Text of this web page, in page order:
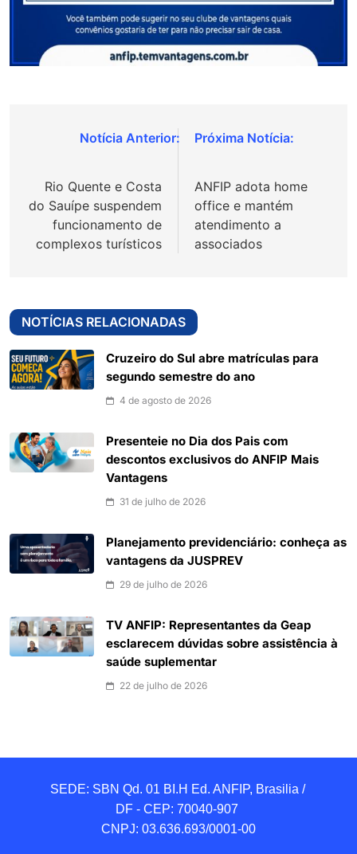
Navegação
Post
Rio Quente e Costa
do Sauípe suspendem
funcionamento de
complexos turísticos
ANFIP adota home
office e mantém
atendimento a
associados
NOTÍCIAS RELACIONADAS
Cruzeiro do Sul abre matrículas para
segundo semestre do ano
4 de agosto de 2026
Presenteie no Dia dos Pais com
descontos exclusivos do ANFIP Mais
Vantagens
31 de julho de 2026
Planejamento previdenciário: conheça as
vantagens da JUSPREV
29 de julho de 2026
TV ANFIP: Representantes da Geap
esclarecem dúvidas sobre assistência à
saúde suplementar
22 de julho de 2026
SEDE: SBN Qd. 01 BI.H Ed. ANFIP, Brasilia /
DF - CEP: 70040-907
CNPJ: 03.636.693/0001-00